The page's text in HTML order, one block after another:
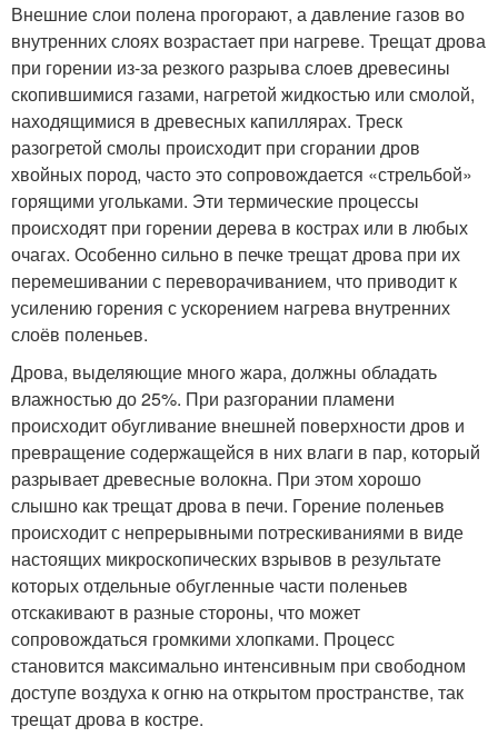
Внешние слои полена прогорают, а давление газов во
внутренних слоях возрастает при нагреве. Трещат дрова
при горении из-за резкого разрыва слоев древесины
скопившимися газами, нагретой жидкостью или смолой,
находящимися в древесных капиллярах. Треск
разогретой смолы происходит при сгорании дров
хвойных пород, часто это сопровождается «стрельбой»
горящими угольками. Эти термические процессы
происходят при горении дерева в кострах или в любых
очагах. Особенно сильно в печке трещат дрова при их
перемешивании с переворачиванием, что приводит к
усилению горения с ускорением нагрева внутренних
слоёв поленьев.
Дрова, выделяющие много жара, должны обладать
влажностью до 25%. При разгорании пламени
происходит обугливание внешней поверхности дров и
превращение содержащейся в них влаги в пар, который
разрывает древесные волокна. При этом хорошо
слышно как трещат дрова в печи. Горение поленьев
происходит с непрерывными потрескиваниями в виде
настоящих микроскопических взрывов в результате
которых отдельные обугленные части поленьев
отскакивают в разные стороны, что может
сопровождаться громкими хлопками. Процесс
становится максимально интенсивным при свободном
доступе воздуха к огню на открытом пространстве, так
трещат дрова в костре.